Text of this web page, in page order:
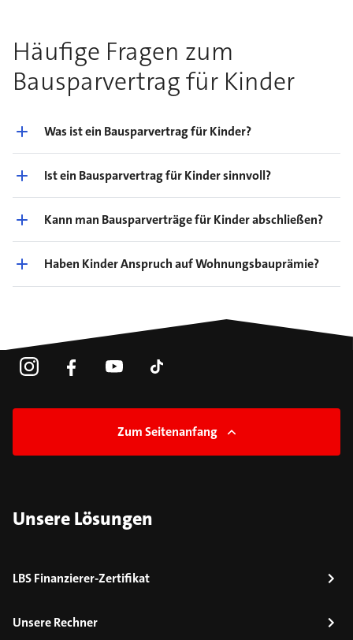
Häufige Fragen zum
Bausparvertrag für Kinder
Was ist ein Bausparvertrag für Kinder?
Ist ein Bausparvertrag für Kinder sinnvoll?
Kann man Bausparverträge für Kinder abschließen?
Haben Kinder Anspruch auf Wohnungsbauprämie?
Zum Seitenanfang
Unsere Lösungen
LBS Finanzierer-Zertifikat
Unsere Rechner